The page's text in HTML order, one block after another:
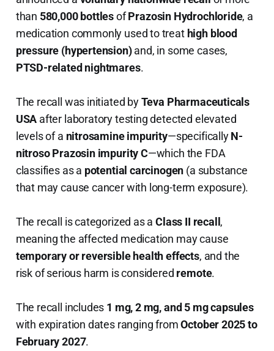
than 580,000 bottlesofPrazosin Hydrochloride, a
medication commonly used to treat high blood
pressure (hypertension)and, in some cases,
PTSD-related nightmares.
The recall was initiated byTeva Pharmaceuticals
USA after laboratory testing detected elevated
levels of a nitrosamine impurity—specificallyN-
nitroso Prazosin impurity C—which the FDA
classifies as a potential carcinogen (a substance
that may cause cancer with long-term exposure).
The recall is categorized as aClass II recall ,
meaning the affected medication may cause
temporary or reversible health effects, and the
risk of serious harm is considered remote.
The recall includes 1 mg, 2 mg, and 5 mg capsules
with expiration dates ranging fromOctober 2025 to
February 2027.